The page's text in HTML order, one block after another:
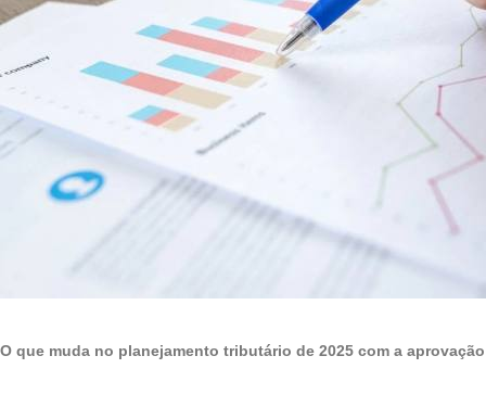
O que muda no planejamento tributário de 2025 com a